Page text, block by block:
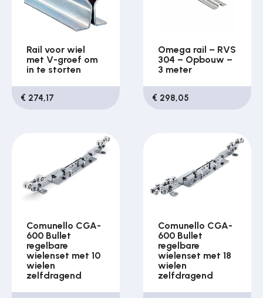
Rail voor wiel
met V-groef om
in te storten
€ 274,17
Omega rail – RVS
304 – Opbouw –
3 meter
€ 298,05
Comunello CGA-
600 Bullet
regelbare
wielenset met 10
wielen
zelfdragend
Comunello CGA-
600 Bullet
regelbare
wielenset met 18
wielen
zelfdragend